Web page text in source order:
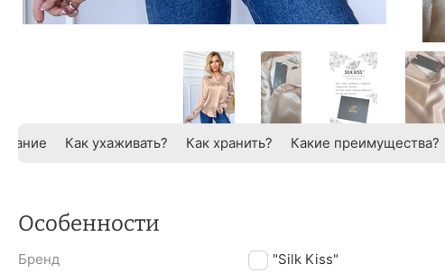
Как ухаживать? Как хранить? Какие преимущества?
Особенности
Бренд
TM "Silk Kiss"